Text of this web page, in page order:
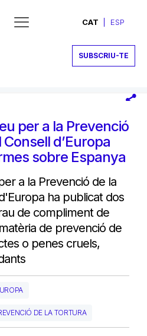
CAT ESP
SUBSCRIU-TE
per a la Prevenció
d’Europa
sobre Espanya
a la Prevenció de la
ha publicat dos
de compliment de
de prevenció de
o penes cruels,
DE LA TORTURA